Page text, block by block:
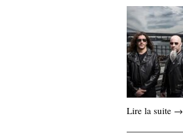
Lire la suite →